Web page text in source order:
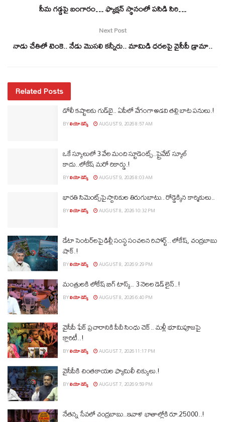
సీమ గడ్డపై బంగారం… ఫ్యాక్షన్‌ స్థానంలో పసిడి సిరి…
Next Post
నాడు చేతిలో టెంకె.. నేడు మొసలి కన్నీరు.. మామిడి ధరలపై వైసీపీ డ్రామా..
Related Posts
డోలీ కష్టాలకు గుడ్‌బై.. ఏపీలో వేగంగా అడవి తల్లి బాట పనులు.!
BYలియో డెస్క్ AUGUST 9, 2026 8:57 AM
ఒకే స్కూలులో 3 వేల మంది స్టూడెంట్స్‌..ప్రైవేట్‌ స్కూల్‌
కాదు..లోకేష్ మరో రికార్డు.!
BYలియో డెస్క్ AUGUST 9, 2026 8:03 AM
భారతి సిమెంట్స్‌పై స్థానికుల తిరుగుబాటు.. రోడ్డెక్కిన కార్మికులు..
BYలియో డెస్క్ AUGUST 8, 2026 10:32 PM
డేటా సెంటర్‌లపై ఢిల్లీ సంస్థ సంచలన రిపోర్ట్.. లోకేష్‌, చంద్రబాబు
షాక్‌.!
BYలియో డెస్క్ AUGUST 8, 2026 9:29 PM
మంత్రులకి లోకేష్‌ బిగ్‌ టాస్క్‌.. 3 నెలల డెడ్‌ లైన్‌..!
BYలియో డెస్క్ AUGUST 8, 2026 6:40 PM
వైసీపీ ఫేక్ ప్రచారానికి పీవీ సింధు చెక్.. మళ్లీ భూమిపూజపై
క్లారిటీ..!
BYలియో డెస్క్ AUGUST 7, 2026 11:17 PM
వైసీపీకి చింతకాయల ఫ్యామిలీ చిక్కులు.!
BYలియో డెస్క్ AUGUST 7, 2026 9:59 PM
నేతన్న సేవలో చంద్రబాబు..ఇవాళ ఖాతాల్లోకి రూ.25000..!